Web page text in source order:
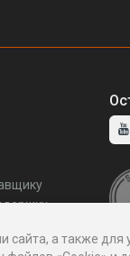
а также